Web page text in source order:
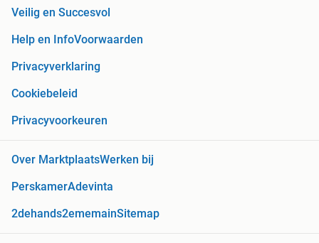
Veilig en Succesvol
Help en InfoVoorwaarden
Privacyverklaring
Cookiebeleid
Privacyvoorkeuren
Over MarktplaatsWerken bij
PerskamerAdevinta
2dehands2ememainSitemap